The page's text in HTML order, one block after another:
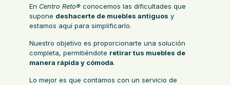
En Centro Reto®conocemos las dificultades que
supone deshacerte de muebles antiguos y
estamos aquí para simplificarlo.
Nuestro objetivo es proporcionarte una solución
completa, permitiéndote retirar tus muebles de
manera rápida y cómoda.
Lo mejor es que contamos con un servicio de